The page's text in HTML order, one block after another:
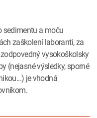
sedimentu a moču
zaškolení laboranti, za
vysokoškolsky
(nejasné výsledky, sporné
je vhodná